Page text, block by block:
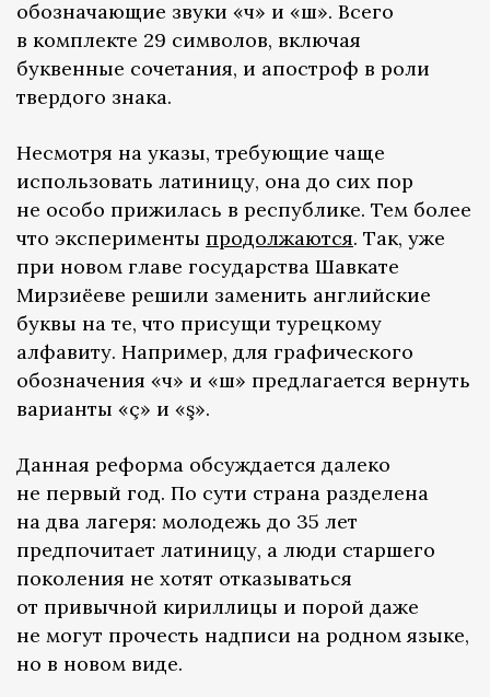
обозначающие звуки «ч» и «ш». Всего
в комплекте 29 символов, включая
буквенные сочетания, и апостроф в роли
твердого знака.
Несмотря на указы, требующие чаще
использовать латиницу, она до сих пор
не особо прижилась в республике. Тем более
что эксперименты продолжаются. Так, уже
при новом главе государства Шавкате
Мирзиёеве решили заменить английские
буквы на те, что присущи турецкому
алфавиту. Например, для графического
обозначения «ч» и «ш» предлагается вернуть
варианты «ç» и «ş».
Данная реформа обсуждается далеко
не первый год. По сути страна разделена
на два лагеря: молодежь до 35 лет
предпочитает латиницу, а люди старшего
поколения не хотят отказываться
от привычной кириллицы и порой даже
не могут прочесть надписи на родном языке,
но в новом виде.